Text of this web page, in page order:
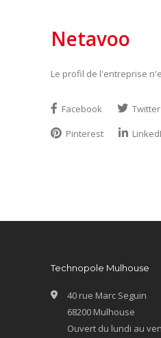
Netavoo
Le profil de l'entreprise
Facebook Twitter
Pinterest
Technopole Mulhouse
40 rue Marc Seguin
68200 Mulhouse
Ouvert du lundi au